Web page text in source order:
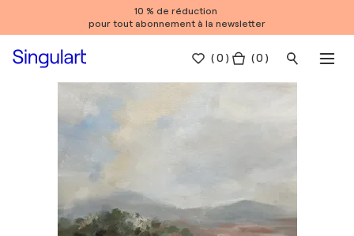
10 % de réduction
pour tout abonnement à la newsletter
(0 ) ( 0 )